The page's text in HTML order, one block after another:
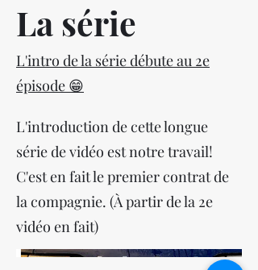
La série
L'intro de la série débute au 2e
épisode 😁
L'introduction de cette longue
série de vidéo est notre travail!
C'est en fait le premier contrat de
la compagnie. (À partir de la 2e
vidéo en fait)